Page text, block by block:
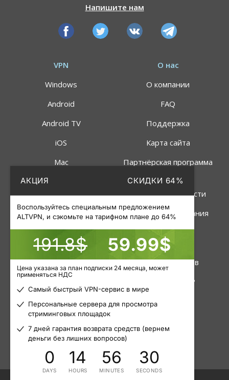
АКЦИЯ СКИДКИ 64%
Воспользуйтесь специальным предложением
ALTVPN, и сэкомьте на тарифном плане до 64%
191.8$ 59.99$
Цена указана за план подписки 24 месяца, может
применяться НДС
Самый быстрый VPN-сервис в мире
Персональные сервера для просмотра
стриминговых площадок
7 дней гарантия возврата средств (вернем
деньги без лишних вопросов)
0
DAYS
14
HOURS
56
MINUTES
30
SECONDS
Напишите нам
VPN
Windows
Android
Android TV
iOS
Mac
О нас
О компании
FAQ
Поддержка
Карта сайта
Партнёрская программа
Политика
конфиденциальности
Правила пользования
Услуги
VPN
Приватные прокси
Пакетные прокси
Мобильные прокси
Инструменты
Статус серверов
Узнать свой IP